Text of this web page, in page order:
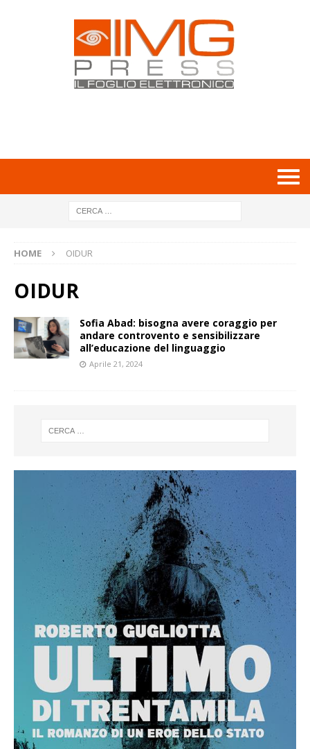
HOME OIDUR
OIDUR
Sofia Abad: bisogna avere coraggio per
andare controvento e sensibilizzare
all’educazione del linguaggio
Aprile 21, 2024